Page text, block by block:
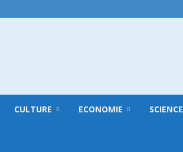
GuineeConakry.online
CULTURE ECONOMIE SCIENCE